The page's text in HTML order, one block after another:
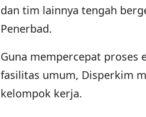
dan tim lainnya tengah
Penerbad.
Guna mempercepat proses
fasilitas umum, Disperkim
kelompok kerja.